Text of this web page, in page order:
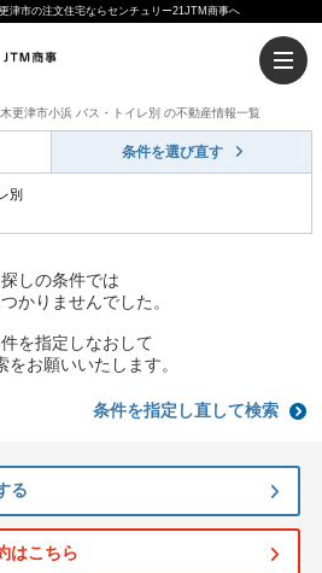
津市の注文住宅ならセンチュリー21JTM商事へ
更津市小浜 バス・トイレ別 の不動産情報一覧
条件を選び直す
別
しの条件では
かりませんでした。
を指定しなおして
をお願いいたします。
条件を指定し直して検索
る
はこちら